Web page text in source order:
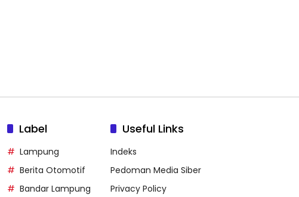
Label
Lampung
Berita Otomotif
Bandar Lampung
Useful Links
Indeks
Pedoman Media Siber
Privacy Policy